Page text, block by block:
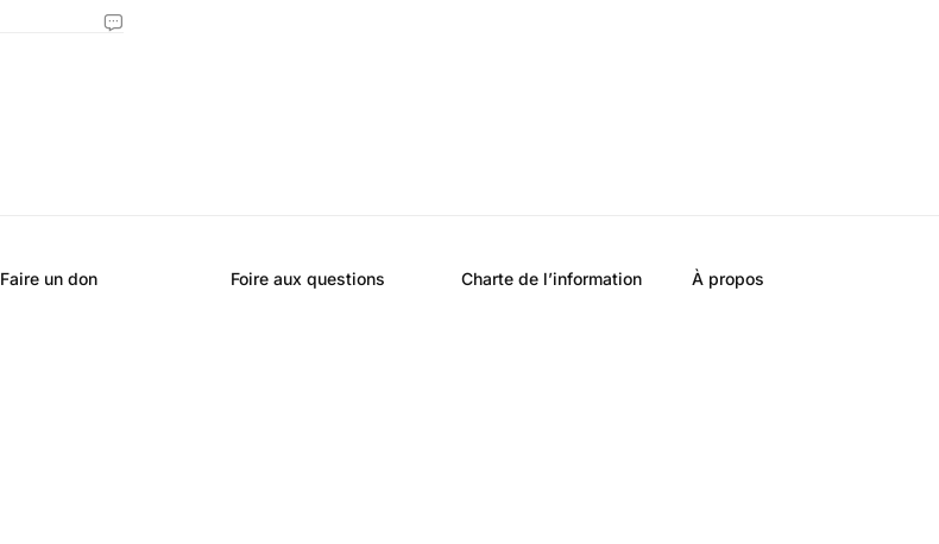
Faire un don Foire aux questions Charte de l’information À propos